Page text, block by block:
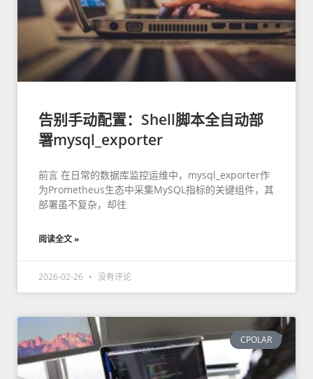
告别手动配置：Shell脚本全自动部
署mysql_exporter
前言 在日常的数据库监控运维中，mysql_exporter作
为Prometheus生态中采集MySQL指标的关键组件，其
部署虽不复杂，却往
阅读全文 »
2026-02-26 没有评论
CPOLAR